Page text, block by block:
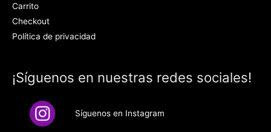
Carrito
Checkout
Política de privacidad
¡Síguenos en nuestras redes sociales!
Síguenos en Instagram